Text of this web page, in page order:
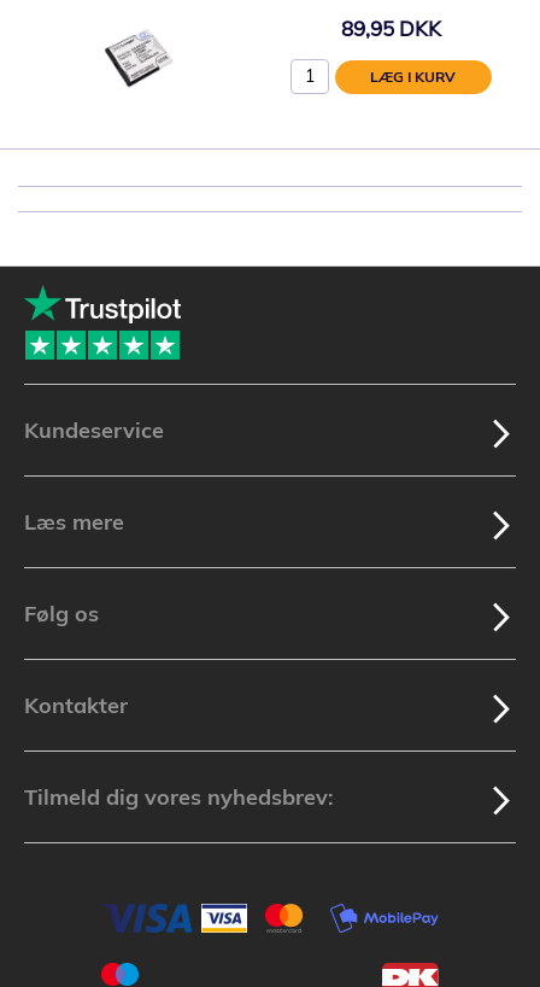
89,95 DKK
LÆG I KURV
Kundeservice
Læs mere
Følg os
Kontakter
Tilmeld dig vores nyhedsbrev: